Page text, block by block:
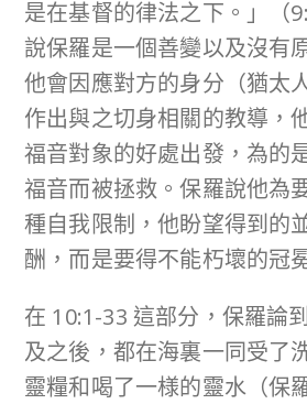
是在基督的律法之下。」（
說保羅是一個善變以及沒有
他會因應對方的身分（猶太
作出與之切身相關的教導，
福音對象的好處出發，為的
福音而被拯救。保羅說他為
種自我限制，他盼望得到的
酬，而是要得不能朽壞的冠
在 10:1-33 這部分，保羅論
及之後，都在海裏一同受了
靈糧和喝了一様的靈水（保